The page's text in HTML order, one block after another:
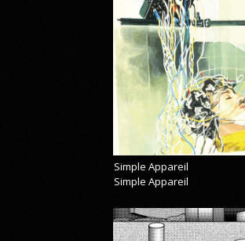
Simple Appareil
Simple Appareil